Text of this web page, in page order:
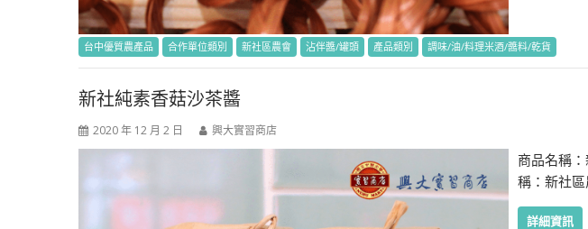
台中優質農產品 合作單位類別 新社區農會 沾伴醬/罐頭 產品類別 調味/油/料理米酒/醬料/乾貨
新社純素香菇沙茶醬
2020 年 12 月 2 日 興大實習商店
商品名稱
稱：新社
詳細資訊